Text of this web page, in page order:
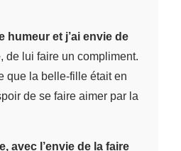
humeur et j’ai envie de
, de lui faire un compliment.
que la belle-fille était en
de se faire aimer par la
avec l’envie de la faire